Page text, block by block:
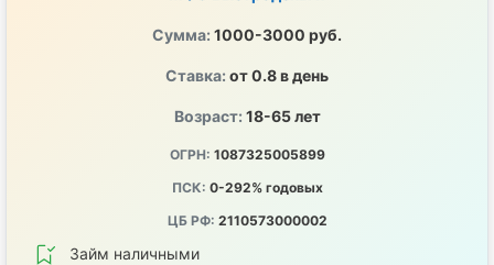
Сумма: 1000-3000 руб.
Ставка: от 0.8 в день
Возраст: 18-65 лет
ОГРН: 1087325005899
ПСК: 0-292% годовых
ЦБ РФ: 2110573000002
Займ наличными